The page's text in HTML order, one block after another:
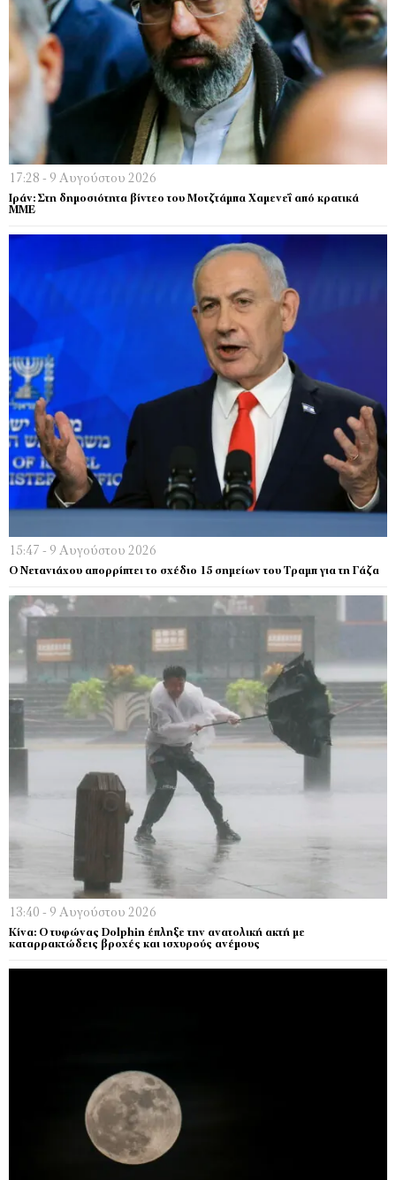
17:28 - 9 Αυγούστου 2026
Ιράν: Στη δημοσιότητα βίντεο του Μοτζτάμπα Χαμενεΐ από κρατικά
ΜΜΕ
15:47 - 9 Αυγούστου 2026
Ο Νετανιάχου απορρίπτει το σχέδιο 15 σημείων του Τραμπ για τη Γάζα
13:40 - 9 Αυγούστου 2026
Κίνα: Ο τυφώνας Dolphin έπληξε την ανατολική ακτή με
καταρρακτώδεις βροχές και ισχυρούς ανέμους